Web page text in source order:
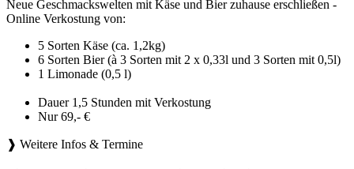
Neue Geschmackswelten mit Käse und Bier zuhause erschließen -
Online Verkostung von:
5 Sorten Käse (ca. 1,2kg)
6 Sorten Bier (à 3 Sorten mit 2 x 0,33l und 3 Sorten mit 0,5l)
1 Limonade (0,5 l)
Dauer 1,5 Stunden mit Verkostung
Nur 69,- €
❱ Weitere Infos & Termine